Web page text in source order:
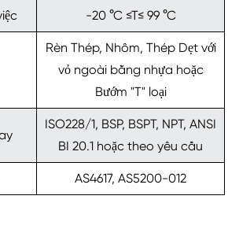
-20 °C ≤T≤ 99 °C
Rèn Thép, Nhôm, Thép Dẹt với
vỏ ngoài bằng nhựa hoặc
Bướm "T" loại
ISO228/1, BSP, BSPT, NPT, ANSI
BI 20.1 hoặc theo yêu cầu
AS4617, AS5200-012